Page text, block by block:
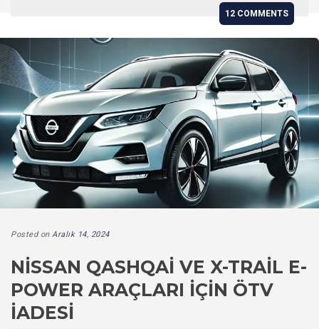
12 COMMENTS
Posted on Aralık 14, 2024
NISSAN QASHQAI VE X-TRAIL E-
POWER ARAÇLARI IÇIN ÖTV
İADESI